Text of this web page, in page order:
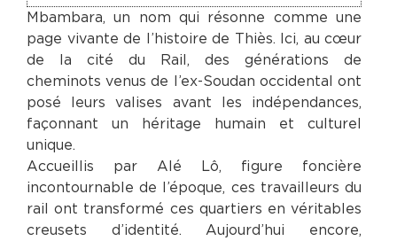
Mbambara, un nom qui résonne comme une
page vivante de l’histoire de Thiès. Ici, au cœur
de la cité du Rail, des générations de
cheminots venus de l’ex-Soudan occidental ont
posé leurs valises avant les indépendances,
façonnant un héritage humain et culturel
unique.
Accueillis par Alé Lô, figure foncière
incontournable de l’époque, ces travailleurs du
rail ont transformé ces quartiers en véritables
creusets d’identité. Aujourd’hui encore,